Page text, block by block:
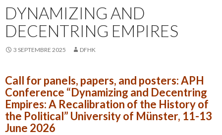
DYNAMIZING AND
DECENTRING EMPIRES
3 SEPTEMBRE 2025 DFHK
Call for panels, papers, and posters: APH
Conference “Dynamizing and Decentring
Empires: A Recalibration of the History of
the Political” University of Münster, 11-13
June 2026